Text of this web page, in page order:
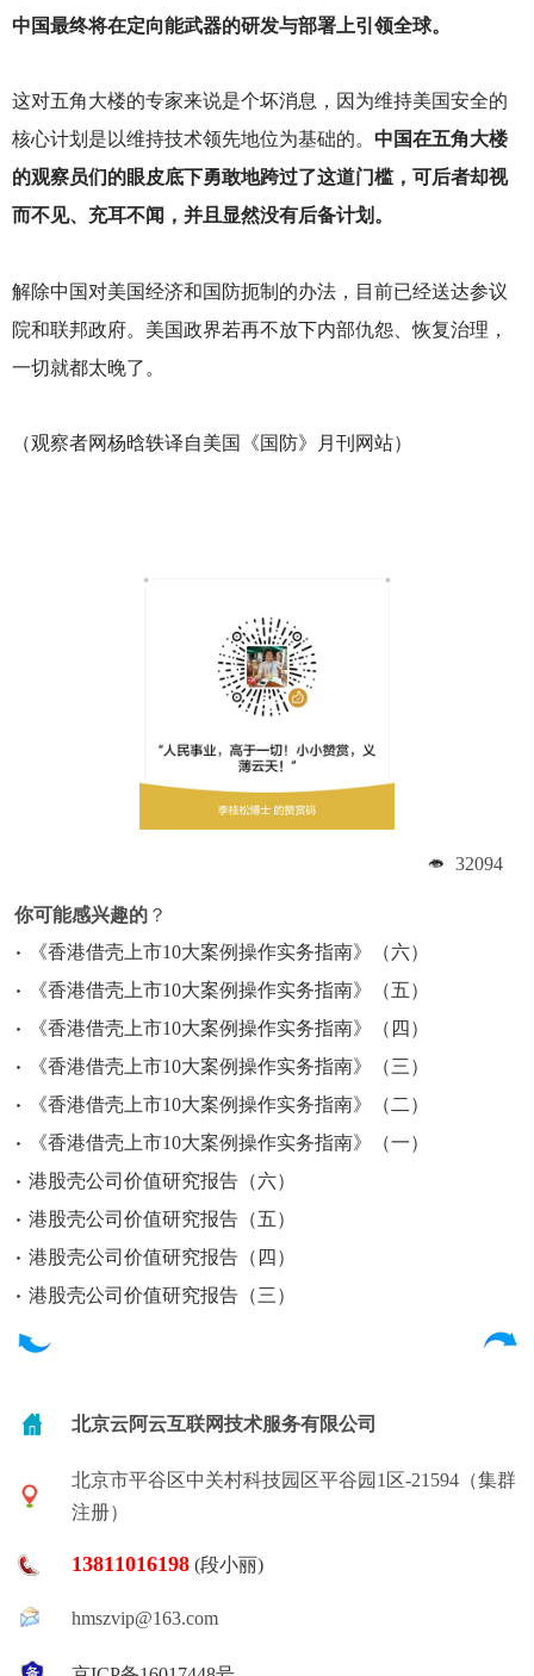
中国最终将在定向能武器的研发与部署上引领全球。
这对五角大楼的专家来说是个坏消息，因为维持美国安全的
核心计划是以维持技术领先地位为基础的。 中国在五角大楼
的观察员们的眼皮底下勇敢地跨过了这道门槛，可后者却视
而不见、充耳不闻，并且显然没有后备计划。
解除中国对美国经济和国防扼制的办法，目前已经送达参议
院和联邦政府。美国政界若再不放下内部仇怨、恢复治理，
一切就都太晚了。
（观察者网杨晗轶译自美国《国防》月刊网站）
32094
你可能感兴趣的 ？
《香港借壳上市10大案例操作实务指南》（六）
《香港借壳上市10大案例操作实务指南》（五）
《香港借壳上市10大案例操作实务指南》（四）
《香港借壳上市10大案例操作实务指南》（三）
《香港借壳上市10大案例操作实务指南》（二）
《香港借壳上市10大案例操作实务指南》（一）
港股壳公司价值研究报告（六）
港股壳公司价值研究报告（五）
港股壳公司价值研究报告（四）
港股壳公司价值研究报告（三）
北京云阿云互联网技术服务有限公司
北京市平谷区中关村科技园区平谷园1区-21594（集群
注册）
13811016198 (段小丽)
hmszvip@163.com